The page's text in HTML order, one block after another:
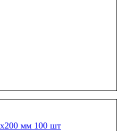
мм 100 шт